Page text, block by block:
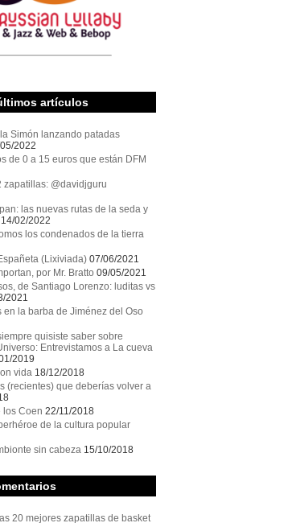
artículos
Simón lanzando patadas
2022
de 0 a 15 euros que están DFM
zapatillas: @davidjguru
las nuevas rutas de la seda y
14/02/2022
los condenados de la tierra
(Lixiviada) 07/06/2021
por Mr. Bratto 09/05/2021
de Santiago Lorenzo: luditas vs
2021
en la barba de Jiménez del Oso
quisiste saber sobre
Entrevistamos a La cueva
2019
vida 18/12/2018
(recientes) que deberías volver a
los Coen 22/11/2018
de la cultura popular
sin cabeza 15/10/2018
20 mejores zapatillas de basket